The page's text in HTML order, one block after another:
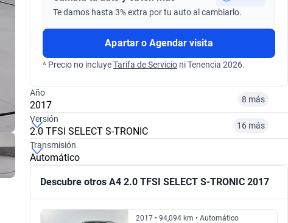
Te damos hasta 3% extra por tu auto al cambiarlo.
Apartar o Agendar visita
ᴬ Precio no incluyeTarifa de Servicio ni Tenencia 2026.
Año
2017 8 más
¿Comparar versiones? → Pregúntale a KOPI
$150,999 $165,999
Versión
2.0 TFSI SELECT S-TRONIC 16 más
¿Comparar versiones? → Pregúntale a KOPI
2.0 S LINE DCT 4WD 2.0 TFSI LUXURY MULTITRONIC
Transmisión
Automático
Descubre otros A4 2.0 TFSI SELECT S-TRONIC 2017
2017 • 94,094 km • Automático